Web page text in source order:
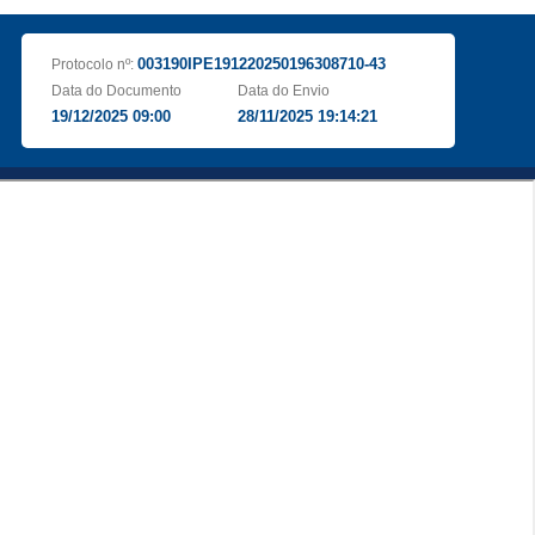
Protocolo nº: 003190IPE191220250196308710-43
Data do Documento
19/12/2025 09:00
Data do Envio
28/11/2025 19:14:21